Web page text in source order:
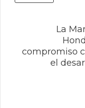
La
compromiso
el